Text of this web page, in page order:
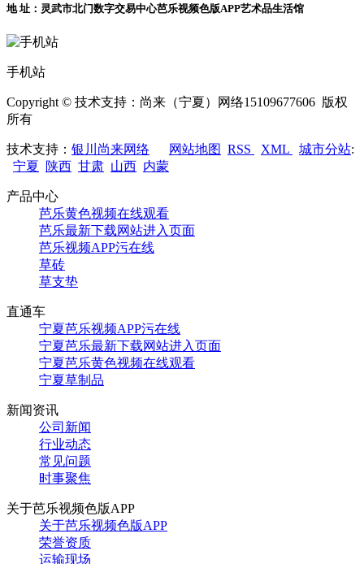
地 址：灵武市北门数字交易中心芭乐视频色版APP艺术品生活馆
手机站
Copyright © 技术支持：尚来（宁夏）网络15109677606 版权
所有
技术支持： 银川尚来网络 网站地图 RSS XML 城市分站:
宁夏
陕西 甘肃 山西 内蒙
产品中心
芭乐黄色视频在线观看
芭乐最新下载网站进入页面
芭乐视频APP污在线
草砖
草支垫
直通车
宁夏芭乐视频APP污在线
宁夏芭乐最新下载网站进入页面
宁夏芭乐黄色视频在线观看
宁夏草制品
新闻资讯
公司新闻
行业动态
常见问题
时事聚焦
关于芭乐视频色版APP
关于芭乐视频色版APP
荣誉资质
运输现场